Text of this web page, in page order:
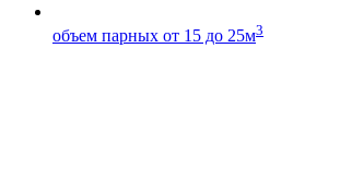
объем парных от 15 до 25м3